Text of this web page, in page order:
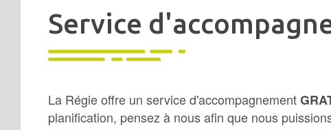
Service
La Régie offre un service d'accompagnement
planification, pensez à nous afin que nous